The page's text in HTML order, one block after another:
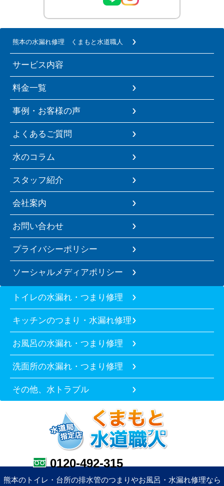
熊本の水漏れ修理 くまもと水道職人
サービス内容
料金一覧
事例・お客様の声
よくあるご質問
水のコラム
スタッフ紹介
会社案内
お問い合わせ
プライバシーポリシー
ソーシャルメディアポリシー
トイレの水漏れ・つまり修理
キッチンのつまり・水漏れ修理
お風呂の水漏れ・つまり修理
洗面所の水漏れ・つまり修理
その他、水トラブル
0120-492-315
熊本のトイレ・台所の排水管のつまりやお風呂・水漏れ修理なら